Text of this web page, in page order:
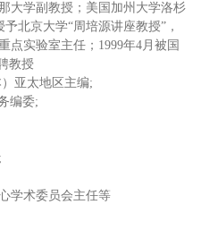
大学副教授；美国加州大学洛杉
北京大学“周培源讲座教授”，
点实验室主任；1999年4月被国
教授
）亚太地区主编;
编委;
学术委员会主任等